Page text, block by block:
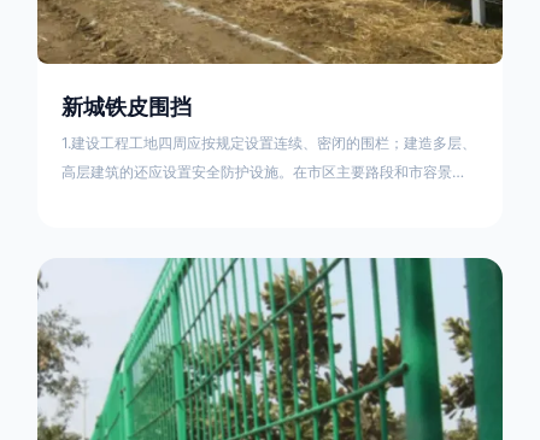
新城铁皮围挡
1.建设工程工地四周应按规定设置连续、密闭的围栏；建造多层、
高层建筑的还应设置安全防护设施。在市区主要路段和市容景观
料应保证围栏稳固、整洁、美观。市政工程项目工地，可按工程
进度分段设置围栏或按规定使用统一的连续性护栏设施。施工单
位不得在工地围栏外堆放建筑材料、垃圾和工程渣土。在